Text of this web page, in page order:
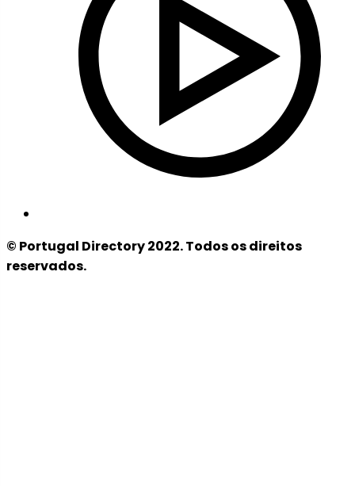
© Portugal Directory 2022. Todos os direitos
reservados.